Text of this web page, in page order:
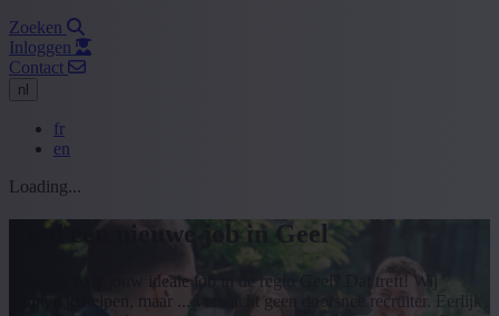
Zoeken
Inloggen
Contact
nl
fr
en
Loading...
Vind een nieuwe job in Geel
Op zoek naar jouw ideale job in de regio Geel? Dat treft! Wij
kunnen je helpen, maar ... verwacht geen doorsnee recruiter. Eerlijk